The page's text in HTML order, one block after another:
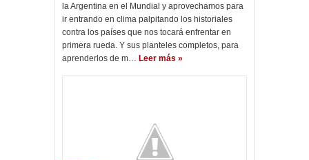
la Argentina en el Mundial y aprovechamos para
ir entrando en clima palpitando los historiales
contra los países que nos tocará enfrentar en
primera rueda. Y sus planteles completos, para
aprenderlos de m… Leer más »